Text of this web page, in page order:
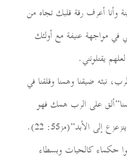
وأنا أعرف رقة قلبك تجاه من
في مواجهة عنيفة مع أولئك
يقتلونني.
نبثه ضيقنا وهمنا وقلقنا في
على الرب همك فهو
يعولك، لا يدع الصديق يتزعزع إلى الأبد”(مز55: 22).
حكماء كالحيات وبسطاء